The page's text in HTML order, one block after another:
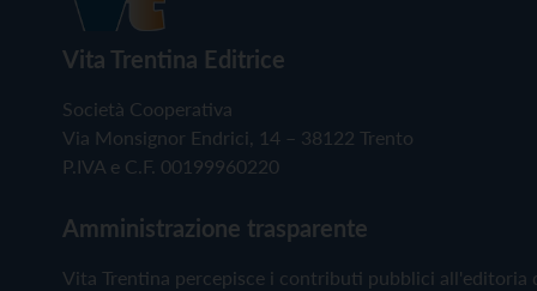
Vita Trentina Editrice
Società Cooperativa
Via Monsignor Endrici, 14 – 38122 Trento
P.IVA e C.F. 00199960220
Amministrazione trasparente
Vita Trentina percepisce i contributi pubblici all'editoria